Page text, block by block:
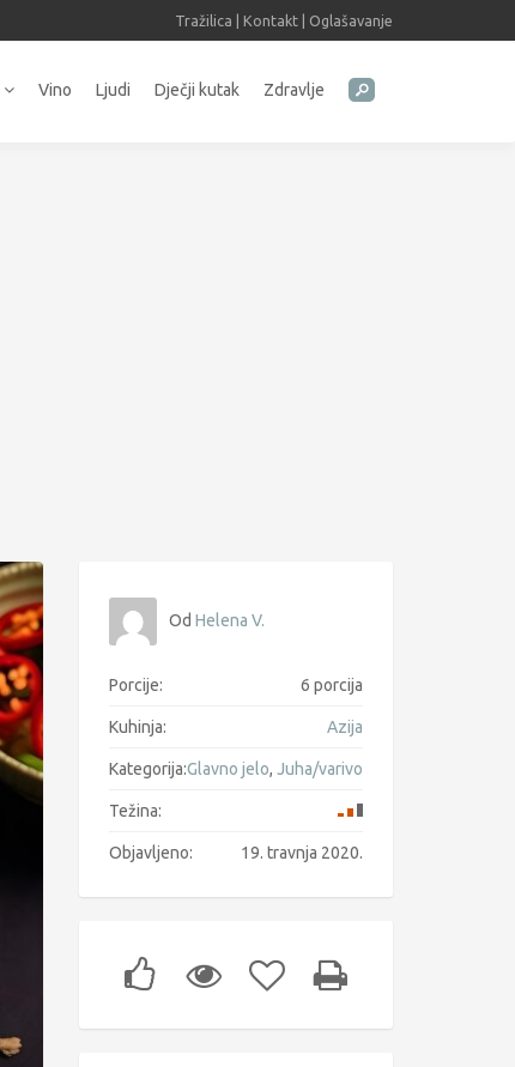
Tražilica Kontakt Oglašavanje
Vino Ljudi Dječji kutak Zdravlje
Od Helena V.
Porcije: 6 porcija
Kuhinja: Azija
Kategorija:Glavno jelo, Juha/varivo
Težina:
Objavljeno: 19. travnja 2020.